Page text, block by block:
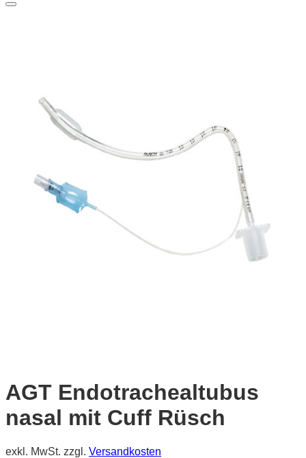
AGT Endotrachealtubus
nasal mit Cuff Rüsch
exkl. MwSt. zzgl. Versandkosten